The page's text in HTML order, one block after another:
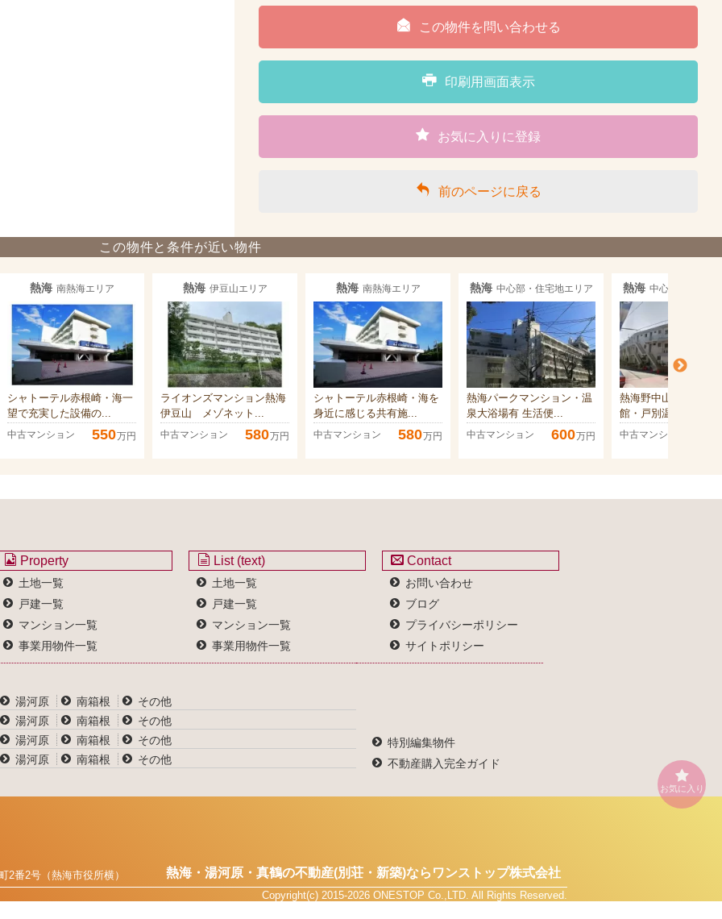
この物件を問い合わせる
印刷用画面表示
お気に入りに登録
前のページに戻る
この物件と条件が近い物件
熱海 南熱海エリア
シャトーテル赤根崎・海一
望で充実した設備の...
中古マンション 550万円
熱海 伊豆山エリア
ライオンズマンション熱海
伊豆山 メゾネット...
中古マンション 580万円
熱海 南熱海エリア
シャトーテル赤根崎・海を
身近に感じる共有施...
中古マンション 580万円
熱海 中心部・住宅地エリア
熱海パークマンション・温
泉大浴場有 生活便...
中古マンション 600万円
熱海 中心部・住宅地
熱海野中山マンショ
館・戸別温泉付き海
中古マンション
Property
土地一覧
戸建一覧
マンション一覧
事業用物件一覧
List (text)
土地一覧
戸建一覧
マンション一覧
事業用物件一覧
Contact
お問い合わせ
ブログ
プライバシーポリシー
サイトポリシー
湯河原 南箱根
その他
湯河原
南箱根
その他
湯河原
南箱根
その他
湯河原
南箱根 その他
特別編集物件
不動産購入完全ガイド
お気に入り
2番2号（熱海市役所横） 熱海・湯河原・真鶴の不動産(別荘・新築)なら ワンストップ株式会社
Copyright(c) 2015-2026 ONESTOP Co.,LTD. All Rights Reserved.